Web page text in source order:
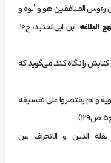
رءوس المنافقين هو و أبوه و
البلاغه
، ابن ابی‌الحدید، ج10،
را نگاه کند، می‌گوید که
و لم يقتصروا على تفسيقه
الدين و الانحراف عن